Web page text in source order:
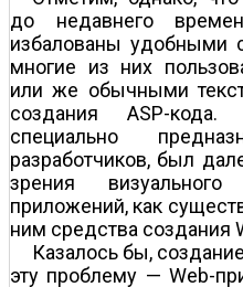
до недавнего
избалованы удобными
многие из них
или же обычными
создания ASP-
специально
разработчиков, был
зрения
приложений, как
ним средства создания
Казалось бы,
эту проблему — Web-